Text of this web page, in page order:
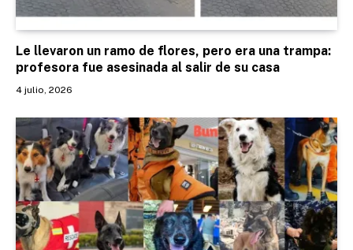
Le llevaron un ramo de flores, pero era una trampa:
profesora fue asesinada al salir de su casa
4 julio, 2026